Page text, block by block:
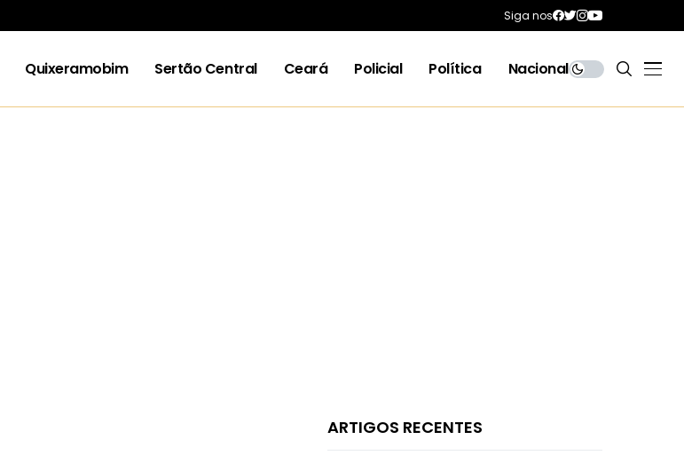
Siga nos
Quixeramobim Sertão Central Ceará Policial Política Nacional
ARTIGOS RECENTES